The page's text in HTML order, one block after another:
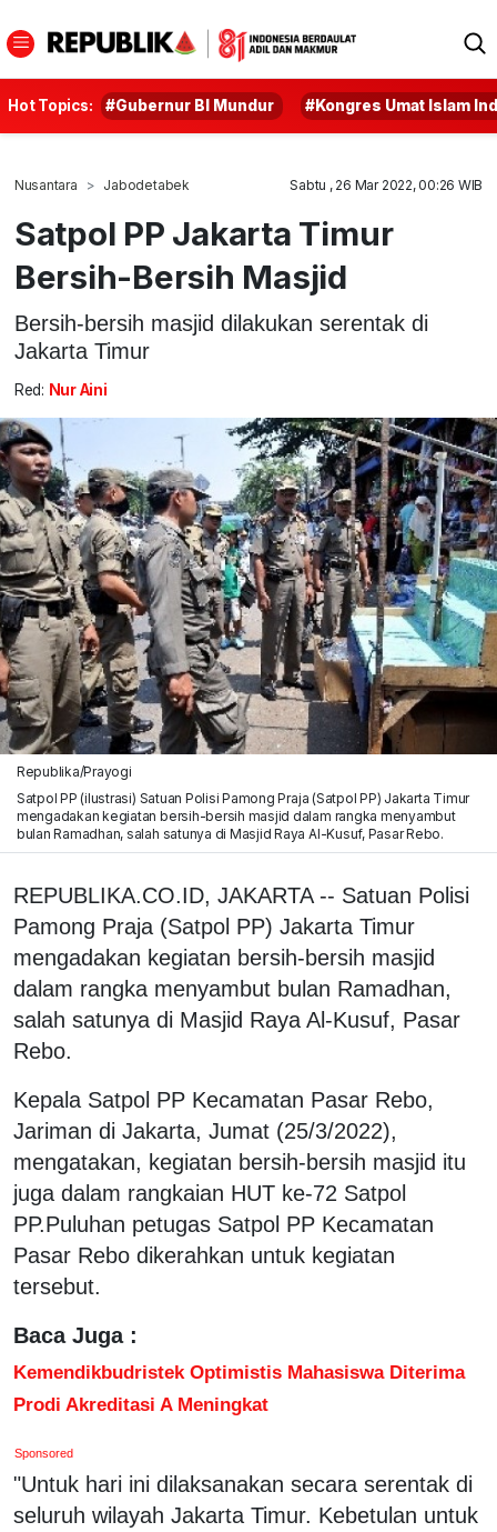
Hot Topics: #Gubernur BI Mundur #Kongres Umat Islam
Nusantara Jabodetabek Sabtu , 26 Mar 2022, 00:26 WIB
Satpol PP Jakarta Timur
Bersih-Bersih Masjid
Bersih-bersih masjid dilakukan serentak di
Jakarta Timur
Red: Nur Aini
Republika/Prayogi
Satpol PP (ilustrasi) Satuan Polisi Pamong Praja (Satpol PP) Jakarta Timur
mengadakan kegiatan bersih-bersih masjid dalam rangka menyambut
bulan Ramadhan, salah satunya di Masjid Raya Al-Kusuf, Pasar Rebo.
REPUBLIKA.CO.ID, JAKARTA -- Satuan Polisi
Pamong Praja (Satpol PP) Jakarta Timur
mengadakan kegiatan bersih-bersih masjid
dalam rangka menyambut bulan Ramadhan,
salah satunya di Masjid Raya Al-Kusuf, Pasar
Rebo.
Kepala Satpol PP Kecamatan Pasar Rebo,
Jariman di Jakarta, Jumat (25/3/2022),
mengatakan, kegiatan bersih-bersih masjid itu
juga dalam rangkaian HUT ke-72 Satpol
PP.Puluhan petugas Satpol PP Kecamatan
Pasar Rebo dikerahkan untuk kegiatan
tersebut.
Baca Juga :
Kemendikbudristek Optimistis Mahasiswa Diterima
Prodi Akreditasi A Meningkat
Sponsored
"Untuk hari ini dilaksanakan secara serentak di
seluruh wilayah Jakarta Timur. Kebetulan untuk